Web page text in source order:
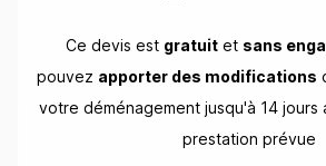
Ce devis est gratuit et sans
pouvez apporter des modifications
votre déménagement jusqu'à 14 jours
prestation prévue